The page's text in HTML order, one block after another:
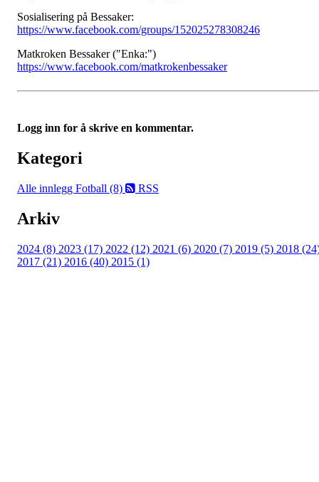
Sosialisering på Bessaker:
https://www.facebook.com/groups/152025278308246
Matkroken Bessaker ("Enka:")
https://www.facebook.com/matkrokenbessaker
Logg inn for å skrive en kommentar.
Kategori
Alle innlegg Fotball (8) RSS
Arkiv
2024 (8) 2023 (17) 2022 (12) 2021 (6) 2020 (7) 2019 (5) 2018
2017 (21) 2016 (40) 2015 (1)